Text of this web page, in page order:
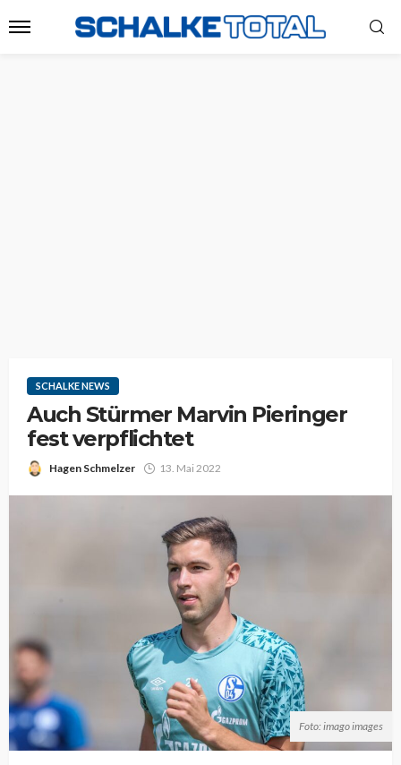
SCHALKE NEWS
Auch Stürmer Marvin Pieringer
fest verpflichtet
Hagen Schmelzer 13. Mai 2022
Foto: imago images